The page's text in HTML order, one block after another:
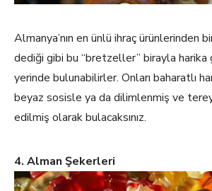
Almanya’nın en ünlü ihraç ürünlerinden
dediği gibi bu “bretzeller” birayla harika
yerinde bulunabilirler. Onları baharatlı
beyaz sosisle ya da dilimlenmiş ve
edilmiş olarak bulacaksınız.
4. Alman Şekerleri